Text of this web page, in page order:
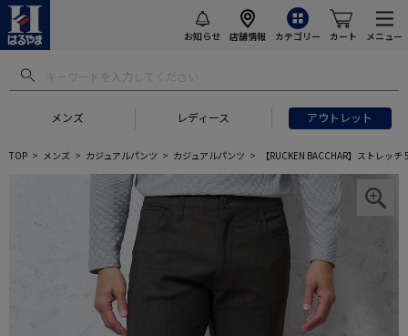
お知らせ 店舗情報 カテゴリー カート メニュー
メンズ レディース アウトレット
TOP メンズ カジュアルパンツ カジュアルパンツ 【RUCKEN BACCHAR】ストレッ